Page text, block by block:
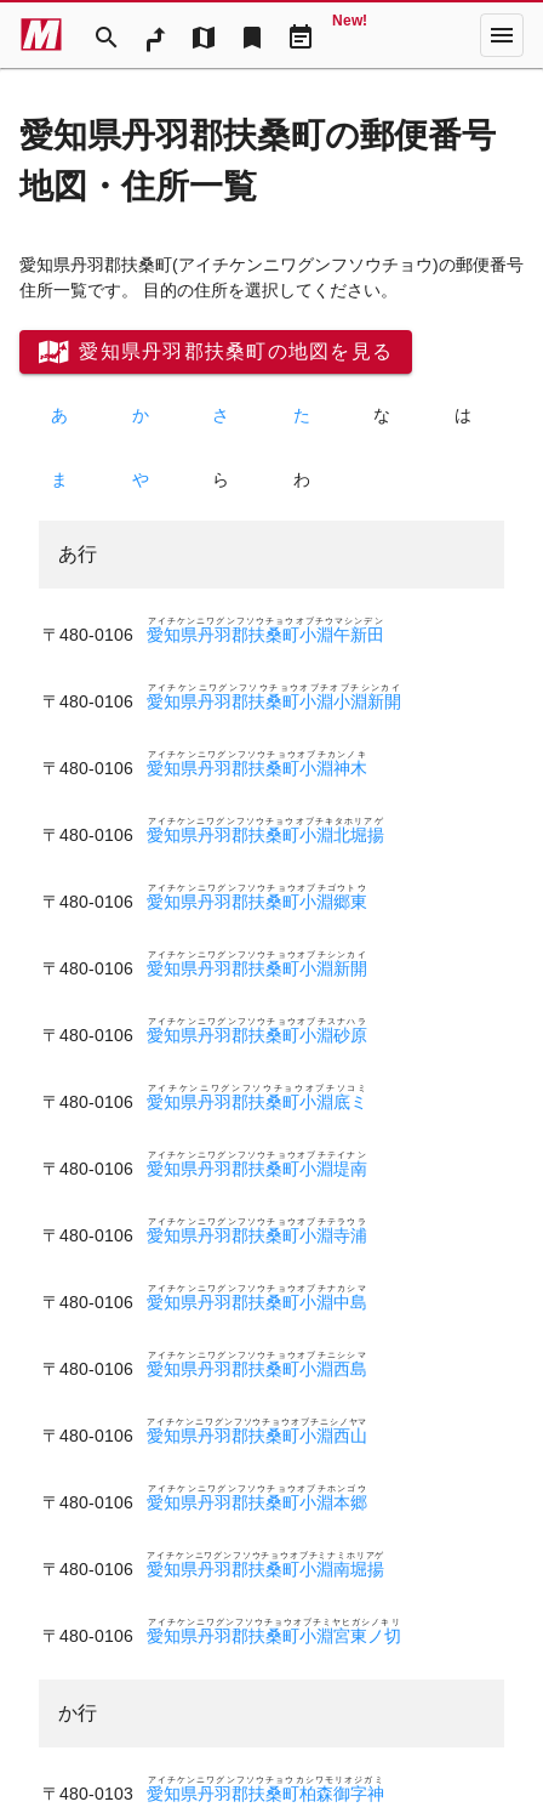
search map bookmark event_note
New! menu
愛知県丹羽郡扶桑町の郵便番号
地図・住所一覧
愛知県丹羽郡扶桑町(アイチケンニワグンフソウチョウ)の郵便番号
住所一覧です。 目的の住所を選択してください。
愛知県丹羽郡扶桑町の地図を見る
あ か さ た な は
ま や ら わ
あ行
〒480-0106 愛知県丹羽郡扶桑町小淵午新田
アイチケンニワグンフソウチョウオブチウマシンデン
〒480-0106 愛知県丹羽郡扶桑町小淵小淵新開
アイチケンニワグンフソウチョウオブチオブチシンカイ
〒480-0106 愛知県丹羽郡扶桑町小淵神木
アイチケンニワグンフソウチョウオブチカンノキ
〒480-0106 愛知県丹羽郡扶桑町小淵北堀揚
アイチケンニワグンフソウチョウオブチキタホリアゲ
〒480-0106 愛知県丹羽郡扶桑町小淵郷東
アイチケンニワグンフソウチョウオブチゴウトウ
〒480-0106 愛知県丹羽郡扶桑町小淵新開
アイチケンニワグンフソウチョウオブチシンカイ
〒480-0106 愛知県丹羽郡扶桑町小淵砂原
アイチケンニワグンフソウチョウオブチスナハラ
〒480-0106 愛知県丹羽郡扶桑町小淵底ミ
アイチケンニワグンフソウチョウオブチソコミ
〒480-0106 愛知県丹羽郡扶桑町小淵堤南
アイチケンニワグンフソウチョウオブチテイナン
〒480-0106 愛知県丹羽郡扶桑町小淵寺浦
アイチケンニワグンフソウチョウオブチテラウラ
〒480-0106 愛知県丹羽郡扶桑町小淵中島
アイチケンニワグンフソウチョウオブチナカシマ
〒480-0106 愛知県丹羽郡扶桑町小淵西島
アイチケンニワグンフソウチョウオブチニシシマ
〒480-0106 愛知県丹羽郡扶桑町小淵西山
アイチケンニワグンフソウチョウオブチニシノヤマ
〒480-0106 愛知県丹羽郡扶桑町小淵本郷
アイチケンニワグンフソウチョウオブチホンゴウ
〒480-0106 愛知県丹羽郡扶桑町小淵南堀揚
アイチケンニワグンフソウチョウオブチミナミホリアゲ
〒480-0106 愛知県丹羽郡扶桑町小淵宮東ノ切
アイチケンニワグンフソウチョウオブチミヤヒガシノキリ
か行
〒480-0103 愛知県丹羽郡扶桑町柏森御字神
アイチケンニワグンフソウチョウカシワモリオジガミ